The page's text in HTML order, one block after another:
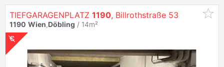
TIEFGARAGENPLATZ 1190, Billrothstraße 53
1190 Wien,Döbling / 14m²